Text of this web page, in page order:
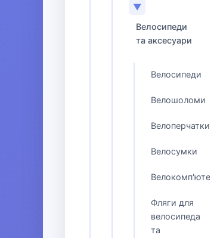
▼
Велосипеди
та аксесуари
Велосипеди
Велошоломи
Велоперчатки
Велосумки
Велокомп'ютери
Фляги для
велосипеда
та